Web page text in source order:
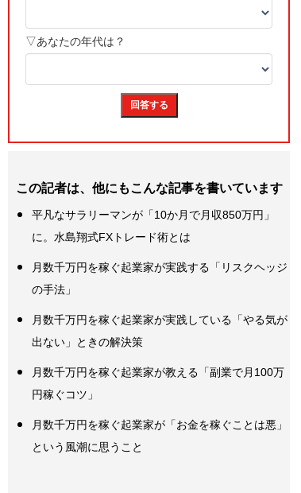
この記者は、他にもこんな記事を書いています
平凡なサラリーマンが「10か月で月収850万円」
に。水島翔式FXトレード術とは
月数千万円を稼ぐ起業家が実践する「リスクヘッジ
の手法」
月数千万円を稼ぐ起業家が実践している「やる気が
出ない」ときの解決策
月数千万円を稼ぐ起業家が教える「副業で月100万
円稼ぐコツ」
月数千万円を稼ぐ起業家が「お金を稼ぐことは悪」
という風潮に思うこと